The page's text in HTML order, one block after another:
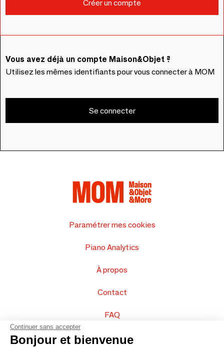
Vous avez déjà un compte Maison&Objet ?
Utilisez les mêmes identifiants pour vous connecter à MOM
Se connecter
Paramétrer mes cookies
Piano Analytics
À propos
Contact
FAQ
Vendez vos produits
Continuer sans accepter
Bonjour et bienvenue